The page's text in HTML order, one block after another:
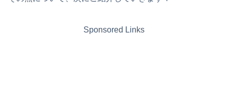
Sponsored Links